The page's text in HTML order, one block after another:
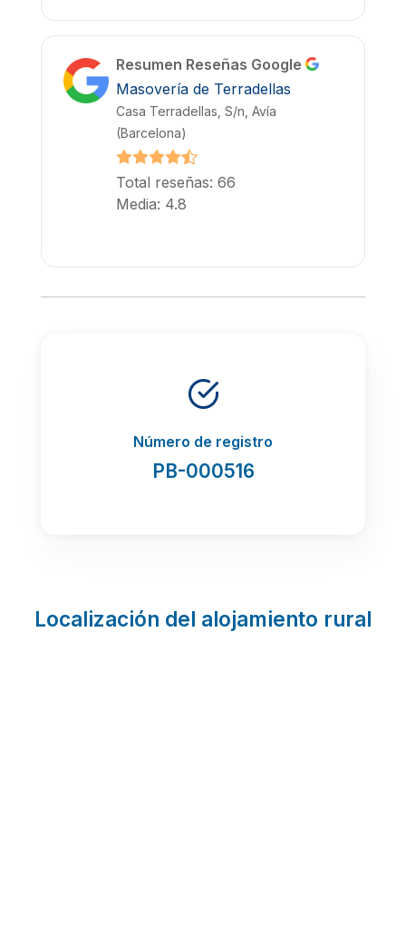
Resumen Reseñas Google
Masovería de Terradellas
Casa Terradellas, S/n, Avía
(Barcelona)
Total reseñas: 66
Media: 4.8
Número de registro
PB-000516
Localización del alojamiento rural